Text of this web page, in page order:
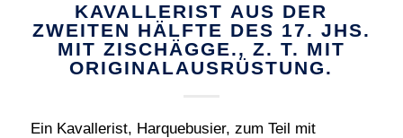
KAVALLERIST AUS DER
ZWEITEN HÄLFTE DES 17. JHS.
MIT ZISCHÄGGE., Z. T. MIT
ORIGINALAUSRÜSTUNG.
Ein Kavallerist, Harquebusier, zum Teil mit